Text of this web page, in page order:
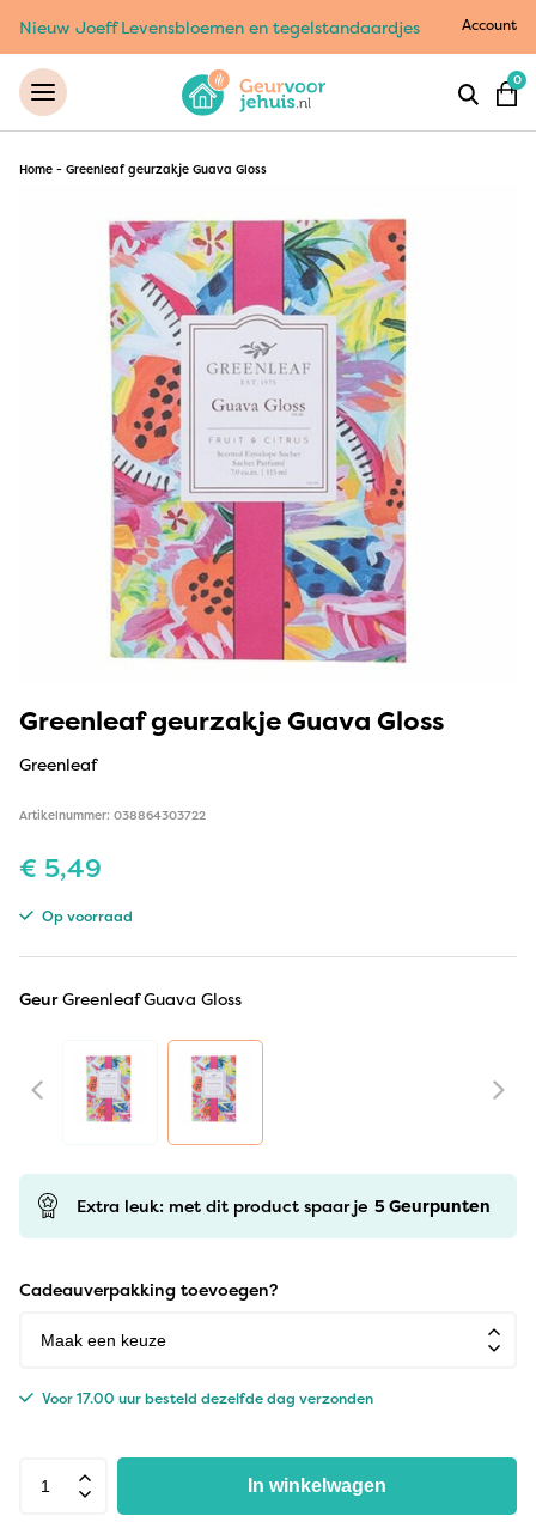
Nieuw Joeff Levensbloemen en tegelstandaardjes Account
0
Home - Greenleaf geurzakje Guava Gloss
Greenleaf geurzakje Guava Gloss
Greenleaf
Artikelnummer: 038864303722
€ 5,49
Op voorraad
GeurGreenleaf Guava Gloss
Extra leuk: met dit product spaar je 5Geurpunten
Cadeauverpakking toevoegen?
Voor 17.00 uur besteld dezelfde dag verzonden
In winkelwagen